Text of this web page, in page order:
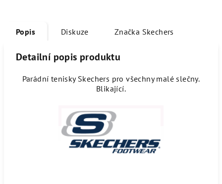
Popis Diskuze Značka Skechers
Detailní popis produktu
Parádní tenisky Skechers pro všechny malé slečny.
Blikající.